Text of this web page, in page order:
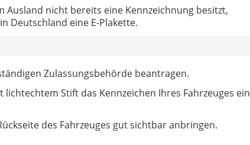
nicht bereits eine Kennzeichnung besitzt,
Deutschland eine E-Plakette.
Zulassungsbehörde beantragen.
Stift das Kennzeichen Ihres Fahrzeuges ein
des Fahrzeuges gut sichtbar anbringen.